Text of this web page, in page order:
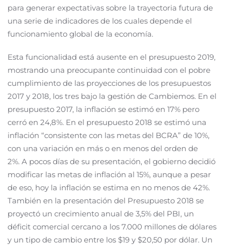
para generar expectativas sobre la trayectoria futura de
una serie de indicadores de los cuales depende el
funcionamiento global de la economía.
Esta funcionalidad está ausente en el presupuesto 2019,
mostrando una preocupante continuidad con el pobre
cumplimiento de las proyecciones de los presupuestos
2017 y 2018, los tres bajo la gestión de Cambiemos. En el
presupuesto 2017, la inflación se estimó en 17% pero
cerró en 24,8%. En el presupuesto 2018 se estimó una
inflación “consistente con las metas del BCRA” de 10%,
con una variación en más o en menos del orden de
2%. A pocos días de su presentación, el gobierno decidió
modificar las metas de inflación al 15%, aunque a pesar
de eso, hoy la inflación se estima en no menos de 42%.
También en la presentación del Presupuesto 2018 se
proyectó un crecimiento anual de 3,5% del PBI, un
déficit comercial cercano a los 7.000 millones de dólares
y un tipo de cambio entre los $19 y $20,50 por dólar. Un